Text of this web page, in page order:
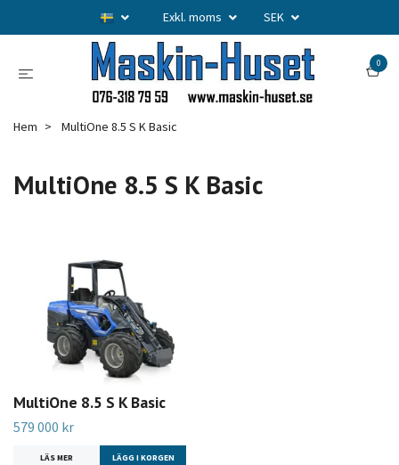
Exkl. moms SEK
0
Hem MultiOne 8.5 S K Basic
MultiOne 8.5 S K Basic
MultiOne 8.5 S K Basic
579 000 kr
LÄS MER LÄGG I KORGEN